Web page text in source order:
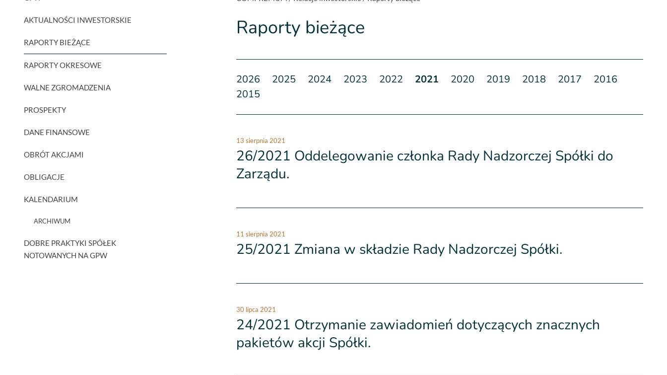
AKTUALNOŚCI INWESTORSKIE
RAPORTY BIEŻĄCE
RAPORTY OKRESOWE
WALNE ZGROMADZENIA
PROSPEKTY
DANE FINANSOWE
OBRÓT AKCJAMI
OBLIGACJE
KALENDARIUM
ARCHIWUM
DOBRE PRAKTYKI SPÓŁEK
NOTOWANYCH NA GPW
Raporty bieżące
2026 2025 2024 2023 2022 2021 2020 2019 2018 2017
2016
2015
13 sierpnia 2021
26/2021 Oddelegowanie członka Rady Nadzorczej Spółki do
Zarządu.
11 sierpnia 2021
25/2021 Zmiana w składzie Rady Nadzorczej Spółki.
30 lipca 2021
24/2021 Otrzymanie zawiadomień dotyczących znacznych
pakietów akcji Spółki.